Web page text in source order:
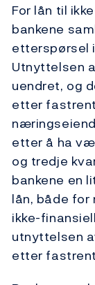
For lån til
bankene
etterspørsel
Utnyttelsen
uendret, og
etter
etter å ha
og tredje
bankene en
lån, både
ikke-
utnyttelsen
etter